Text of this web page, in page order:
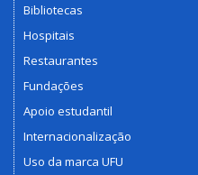
Bibliotecas
Hospitais
Restaurantes
Fundações
Apoio estudantil
Internacionalização
Uso da marca UFU